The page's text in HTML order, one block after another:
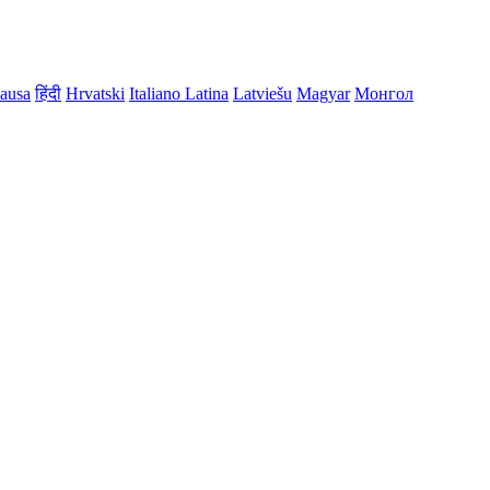
हिंदी Hrvatski Italiano Latina Latviešu Magyar Монгол